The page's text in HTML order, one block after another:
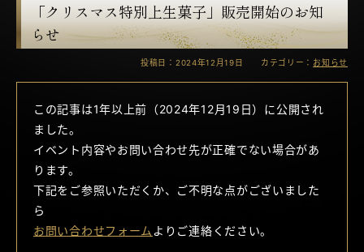
「クリスマス特別上生菓子」販売開始のお知
らせ
投稿日：2024年12月19日 カテゴリー： お知らせ
この記事は1年以上前（2024年12月19日）に公開され
ました。
イベント内容やお問い合わせ先が正確でない場合があ
ります。
下記をご参照いただくか、ご不明な点がございました
ら
お問い合わせフォームよりご連絡ください。